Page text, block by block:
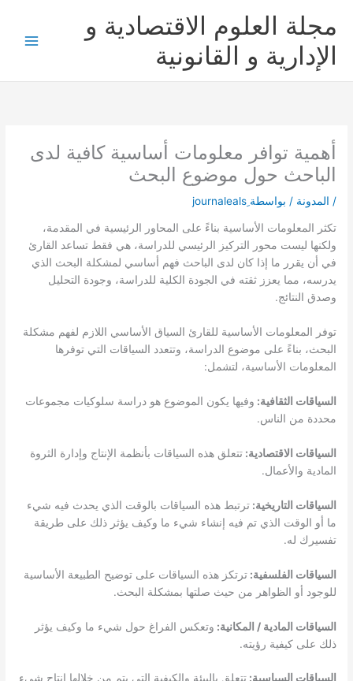
المحتوى
مجلة العلوم الاقتصادية و
الإدارية و القانونية
أهمية توافر معلومات أساسية كافية لدى
الباحث حول موضوع البحث
/ المدونة / بواسطة ِjournaleals
تكثر المعلومات الأساسية بناءً على المحاور الرئيسية في المقدمة،
ولكنها ليست محور التركيز الرئيسي للدراسة، هي فقط تساعد القارئ
في أن يقرر ما إذا كان لدى الباحث فهم أساسي لمشكلة البحث الذي
يدرسه، مما يعزز ثقته في الجودة الكلية للدراسة، وجودة التحليل
وصدق النتائج.
توفر المعلومات الأساسية للقارئ السياق الأساسي اللازم لفهم مشكلة
البحث، بناءً على موضوع الدراسة، وتتعدد السياقات التي توفرها
المعلومات الأساسية، لتشمل:
السياقات الثقافية: وفيها يكون الموضوع هو دراسة سلوكيات مجموعات
محددة من الناس.
السياقات الاقتصادية:تتعلق هذه السياقات بأنظمة الإنتاج وإدارة الثروة
المادية والأعمال.
السياقات التاريخية:ترتبط هذه السياقات بالوقت الذي يحدث فيه شيء
ما أو الوقت الذي تم فيه إنشاء شيء ما وكيف يؤثر ذلك على طريقة
تفسيرك له.
السياقات الفلسفية:ترتكز هذه السياقات على توضيح الطبيعة الأساسية
للوجود أو الظواهر من حيث صلتها بمشكلة البحث.
السياقات المادية / المكانية: وتعكس الفراغ حول شيء ما وكيف يؤثر
ذلك على كيفية رؤيته.
السياقات السياسية:تتعلق بالبيئة والكيفية التي يتم من خلالها إنتاج شيء